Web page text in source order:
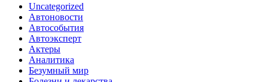
Uncategorized
Автоновости
Автособытия
Автоэксперт
Актеры
Аналитика
Безумный мир